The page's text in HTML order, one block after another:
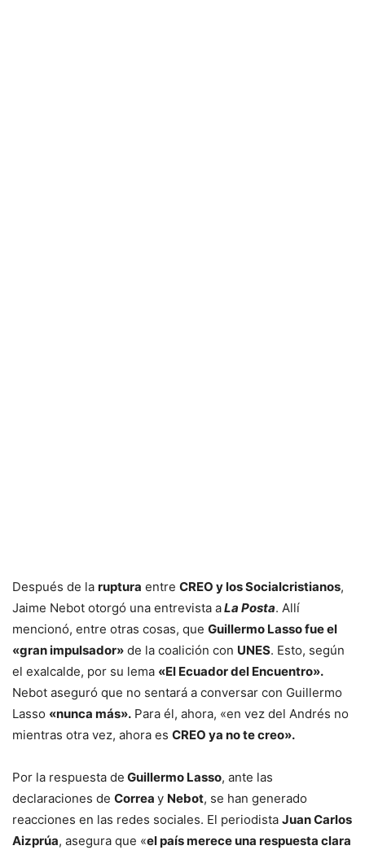
Después de la ruptura entre CREO y los Socialcristianos,
Jaime Nebot otorgó una entrevista aLa Posta. Allí
mencionó, entre otras cosas, que Guillermo Lasso fue el
«gran impulsador» de la coalición con UNES. Esto, según
el exalcalde, por su lema «El Ecuador del Encuentro».
Nebot aseguró que no sentará a conversar con Guillermo
Lasso «nunca más». Para él, ahora, «en vez del Andrés no
mientras otra vez, ahora es CREO ya no te creo».
Por la respuesta de Guillermo Lasso, ante las
declaraciones de Correa y Nebot, se han generado
reacciones en las redes sociales. El periodista Juan Carlos
Aizprúa, asegura que «el país merece una respuesta clara